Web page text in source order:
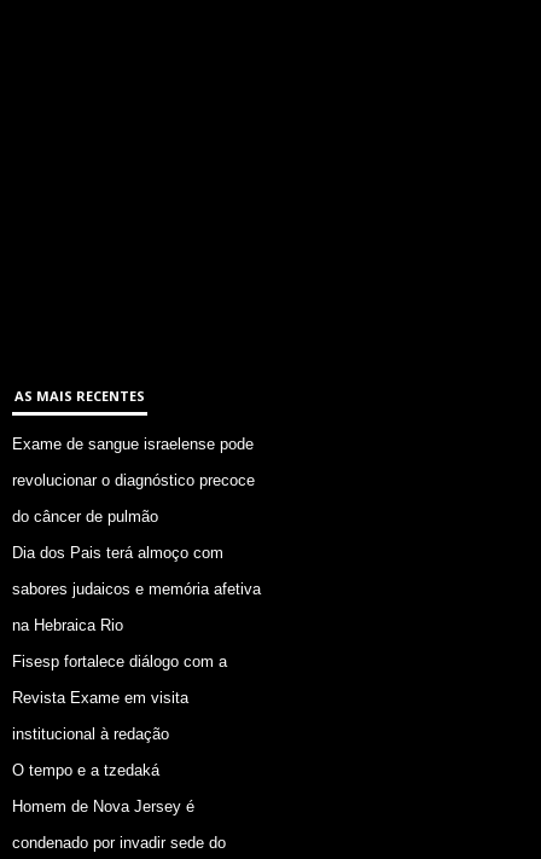
AS MAIS RECENTES
Exame de sangue israelense pode
revolucionar o diagnóstico precoce
do câncer de pulmão
Dia dos Pais terá almoço com
sabores judaicos e memória afetiva
na Hebraica Rio
Fisesp fortalece diálogo com a
Revista Exame em visita
institucional à redação
O tempo e a tzedaká
Homem de Nova Jersey é
condenado por invadir sede do